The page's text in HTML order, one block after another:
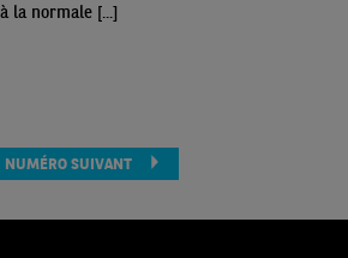
la normale [...]
NUMÉRO SUIVANT